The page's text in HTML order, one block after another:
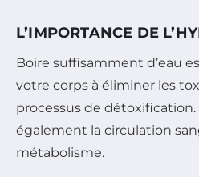
L’IMPORTANCE DE
Boire suffisamment d’eau
votre corps à éliminer les
processus de détoxification.
également la circulation
métabolisme.